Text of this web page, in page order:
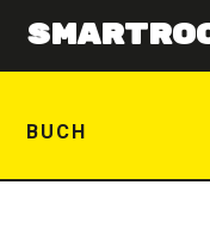
Zum
Inhalt
BUCH